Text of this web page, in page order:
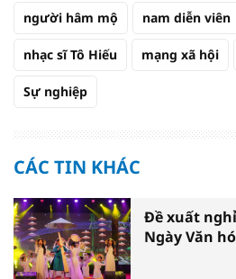
người hâm mộ nam diễn viên
nhạc sĩ Tô Hiếu mạng xã hội
Sự nghiệp
CÁC TIN KHÁC
Đề xuất
Ngày Văn